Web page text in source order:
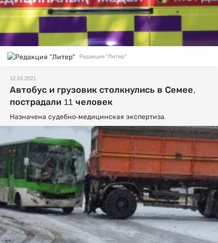
Редакция "Литер"
12.03.2021
Автобус и грузовик столкнулись в Семее,
пострадали 11 человек
Назначена судебно-медицинская экспертиза.